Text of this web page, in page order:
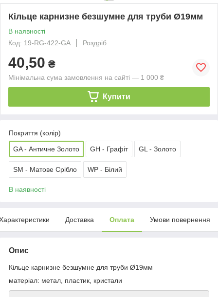
Кільце карнизне безшумне для труби Ø19мм
В наявності
Код: 19-RG-422-GA
Роздріб
40,50 ₴
Мінімальна сума замовлення на сайті — 1 000 ₴
Купити
Покриття (колір)
GA - Античне Золото GH - Графіт GL - Золото
SM - Матове Срібло WP - Білий
В наявності
Доставка Оплата Умови повернення
Опис
Кільце карнизне безшумне для труби Ø19мм
матеріал: метал, пластик, кристали